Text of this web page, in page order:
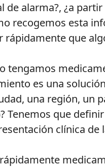
de alarma?, ¿a
recogemos esta
que
tengamos
es una
una región, un
Tenemos que
clínica